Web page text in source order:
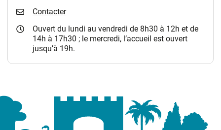
Contacter
Ouvert du lundi au vendredi de 8h30 à 12h et de
14h à 17h30 ; le mercredi, l’accueil est ouvert
jusqu’à 19h.